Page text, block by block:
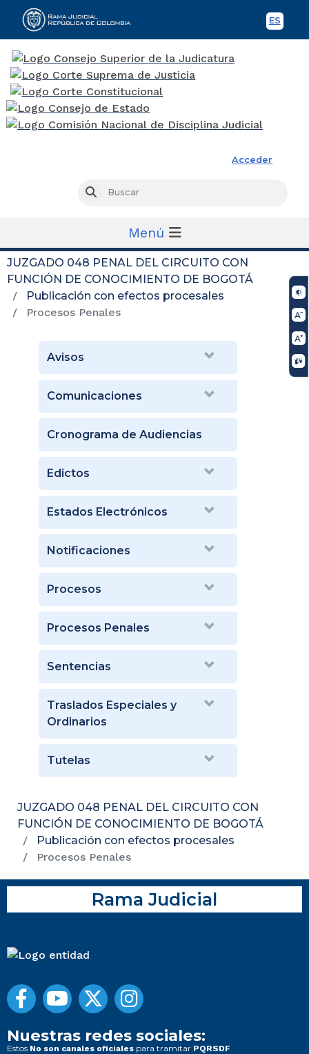
ES
Acceder
Buscar
Menú
JUZGADO 048 PENAL DEL CIRCUITO CON
FUNCIÓN DE CONOCIMIENTO DE BOGOTÁ
Publicación con efectos procesales
Procesos Penales
Avisos
Comunicaciones
Cronograma de Audiencias
Edictos
Estados Electrónicos
Notificaciones
Procesos
Procesos Penales
Sentencias
Traslados Especiales y
Ordinarios
Tutelas
JUZGADO 048 PENAL DEL CIRCUITO CON
FUNCIÓN DE CONOCIMIENTO DE BOGOTÁ
Publicación con efectos procesales
Procesos Penales
Rama Judicial
Nuestras redes sociales:
Estos No son canales oficiales para tramitar PQRSDF